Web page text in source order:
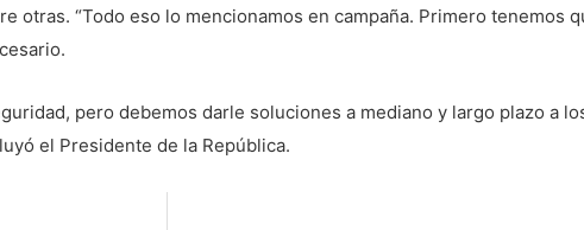
otras. “Todo eso lo mencionamos en campaña. Primero tenemos
pero debemos darle soluciones a mediano y largo plazo a
el Presidente de la República.